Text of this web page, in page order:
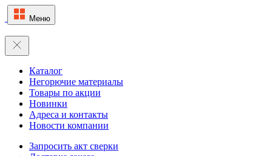
Меню
Каталог
Негорючие материалы
Товары по акции
Новинки
Адреса и контакты
Новости компании
Запросить акт сверки